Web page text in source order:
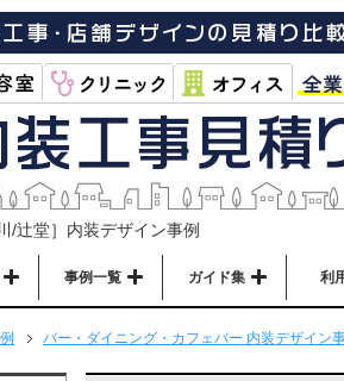
/辻堂］内装デザイン事例
事例一覧 ガイド集 利
バー・ダイニング・カフェバー 内装デザイン